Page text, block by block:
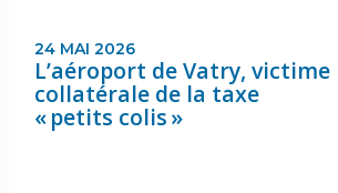
24 MAI 2026
L’aéroport de Vatry, victime
collatérale de la taxe
« petits colis »